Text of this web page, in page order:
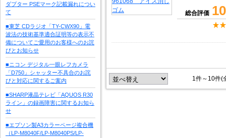
ダプター PSEマーク記載漏れについ
て
■東芝 CDラジオ「TY-CWX90」電
波法の技術基準適合証明等の表示不
備についてご愛用のお客様へのお詫
びとお知らせ
■ニコン デジタル一眼レフカメラ
「D750」シャッター不具合のお詫
びと対応に関するご案内
■SHARP液晶テレビ「AQUOS R30
ライン」の録画障害に関するお知ら
せ
■エプソン製A3カラーページ複合機
（LP-M8040F/LP-M8040PS/LP-
総合評価
1件～10件